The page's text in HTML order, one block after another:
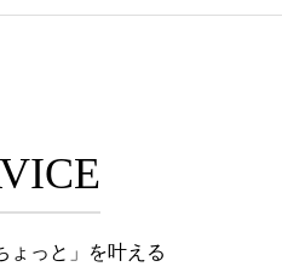
ょっと」を叶える